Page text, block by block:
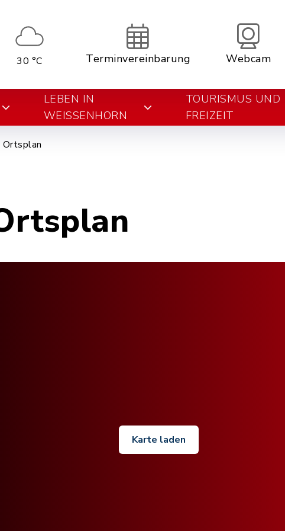
30 °C Terminvereinbarung Webcam
LEBEN IN
WEISSENHORN
TOURISMUS UND
FREIZEIT
Ortsplan
Karte laden